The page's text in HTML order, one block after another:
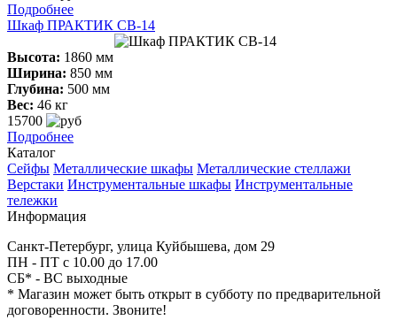
Подробнее
Шкаф ПРАКТИК СВ-14
Высота: 1860 мм
Ширина: 850 мм
Глубина: 500 мм
Вес: 46 кг
15700
Подробнее
Каталог
Сейфы Металлические шкафы Металлические стеллажи
Верстаки Инструментальные шкафы Инструментальные
тележки
Информация
Санкт-Петербург, улица Куйбышева, дом 29
ПН - ПТ с 10.00 до 17.00
СБ* - ВС выходные
* Магазин может быть открыт в субботу по предварительной
договоренности. Звоните!